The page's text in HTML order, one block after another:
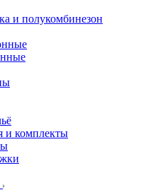
и полукомбинезон
и комплекты